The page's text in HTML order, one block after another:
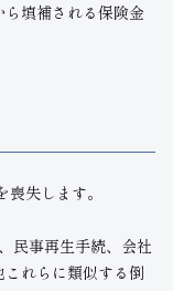
填補される保険金
失します。
民事再生手続、会社
れらに類似する倒